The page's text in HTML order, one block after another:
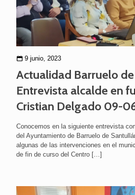
9 junio, 2023
Actualidad Barruelo
Entrevista alcalde en
Cristian Delgado 09-
Conocemos en la siguiente entrevista
del Ayuntamiento de Barruelo de
algunas de las intervenciones en el
de fin de curso del Centro […]